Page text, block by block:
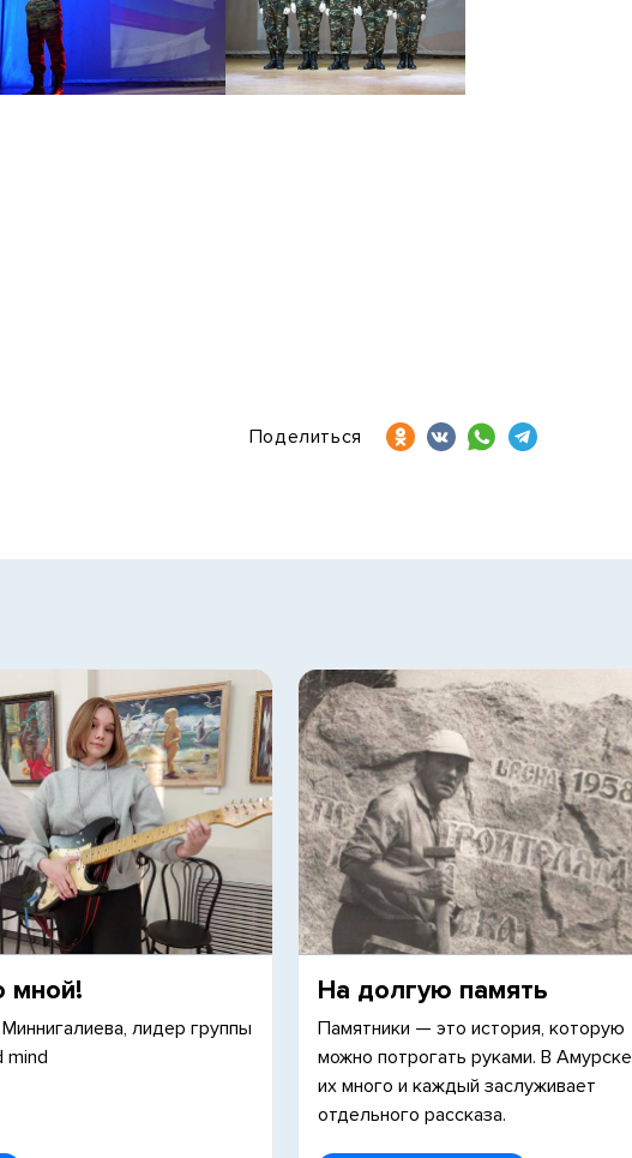
Поделиться
мной!
лидер группы
mind
На долгую память
Памятники — это история, которую
можно потрогать руками. В Амурске
их много и каждый заслуживает
отдельного рассказа.